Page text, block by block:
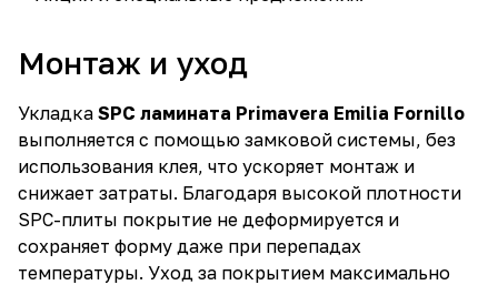
Монтаж и уход
Укладка SPC ламината Primavera Emilia Fornillo
выполняется с помощью замковой системы, без
использования клея, что ускоряет монтаж и
снижает затраты. Благодаря высокой плотности
SPC-плиты покрытие не деформируется и
сохраняет форму даже при перепадах
температуры. Уход за покрытием максимально